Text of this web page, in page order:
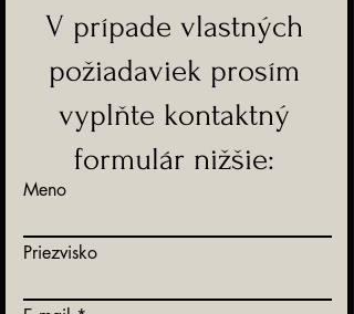
-Doprava ZADARMO
V prípade vlastných
požiadaviek prosím
vyplňte kontaktný
formulár nižšie:
Meno
Priezvisko